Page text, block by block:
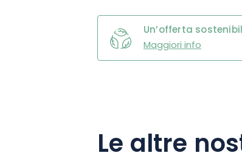
Un’offerta
Maggiori info
Le altre